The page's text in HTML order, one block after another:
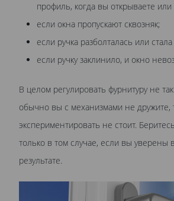
профиль, когда вы открываете или
если окна пропускают сквозняк;
если ручка разболталась или
если ручку заклинило, и окно
В целом регулировать фурнитуру не
обычно вы с механизмами не дружите,
экспериментировать не стоит.
только в том случае, если вы уверены
результате.